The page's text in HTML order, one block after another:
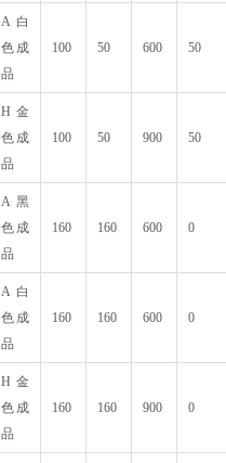
A白
色成
品
100 50 600 50
H金
色成
品
100 50 900 50
A黑
色成
品
160 160 600 0
A白
色成
品
160 160 600 0
H金
色成
品
160 160 900 0